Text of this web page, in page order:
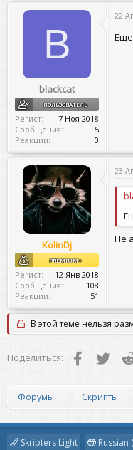
B
blackcat
ПОЛЬЗОВАТЕЛЬ
Регист
7 Ноя 2018
Сообщения
5
Реакции
0
22
KolinDj
PREMIUM+
Регист
12 Янв 2018
Сообщения
108
Реакции
51
23
Не
В этой теме нельзя
Поделиться: Facebook
Форумы Скрипты
Skripters Light Russian